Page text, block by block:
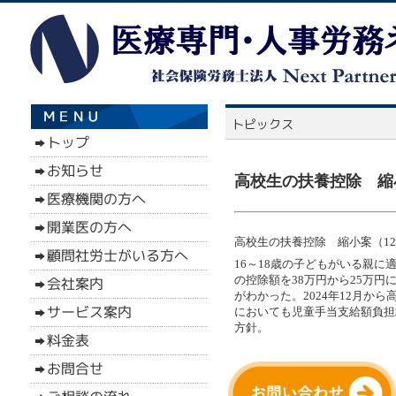
高校生の扶養控除 縮
高校生の扶養控除 縮小案（
16～18歳の子どもがいる親に
の控除額を38万円から25万円
がわかった。2024年12月から
においても児童手当支給額負
方針。